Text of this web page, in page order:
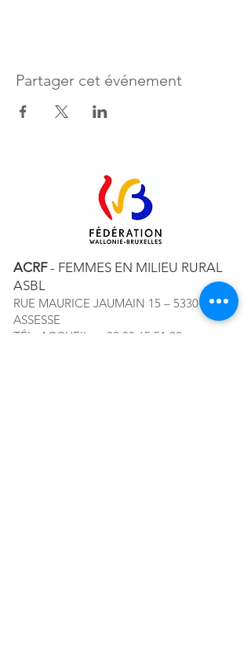
Partager cet événement
ACRF- FEMMES EN MILIEU RURAL
ASBL
RUE MAURICE JAUMAIN 15 – 5330
ASSESSE
TÉL. ACCUEIL :
+32 83 65 51 92